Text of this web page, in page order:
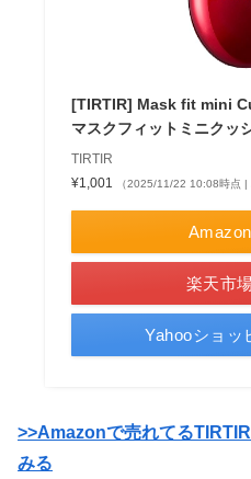
[TIRTIR] Mask fit mini
マスクフィットミニクッ
TIRTIR
¥1,001
（2025/11/22 10:08時点 |
楽天市
Yahooショッ
>>Amazonで売れてる
みる